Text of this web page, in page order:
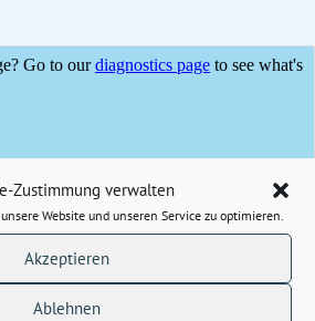
Zustimmung verwalten
Website und unseren Service zu optimieren.
Akzeptieren
Ablehnen